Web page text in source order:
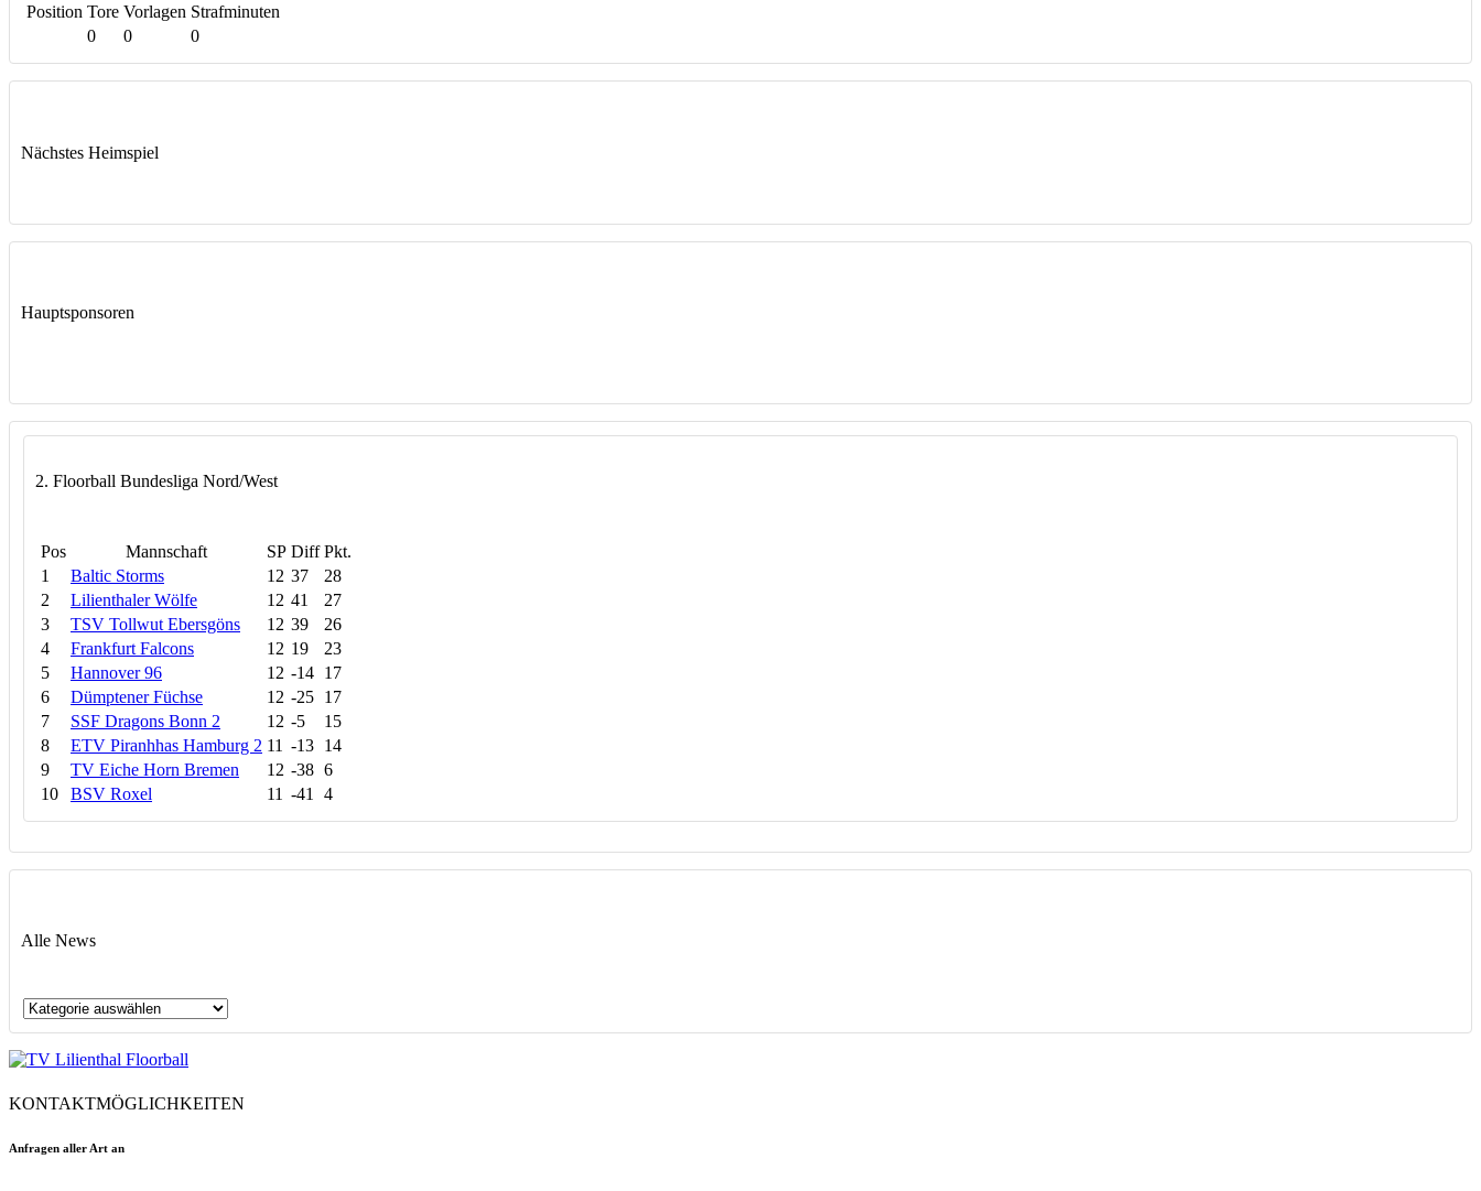
Position Tore Vorlagen Strafminuten
0
0 0
Nächstes Heimspiel
Hauptsponsoren
2. Floorball Bundesliga Nord/West
Pos Mannschaft SP Diff Pkt.
1
Baltic Storms 12 37
28
2
Lilienthaler Wölfe 12 41
27
3
TSV Tollwut Ebersgöns 12 39
26
4
Frankfurt Falcons 12 19
23
5
Hannover 96 12 -14 17
6
Dümptener Füchse 12 -25 17
7
SSF Dragons Bonn 2 12 -5
15
8
ETV Piranhhas Hamburg 2 11 -13 14
9
TV Eiche Horn Bremen 12 -38 6
10
BSV Roxel 11 -41 4
Alle News
Alle
KONTAKTMÖGLICHKEITEN
Anfragen aller Art an